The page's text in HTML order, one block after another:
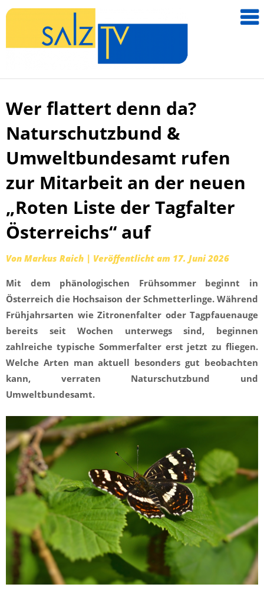
salzTV –
Zum
springen
Wer flattert denn da?
Naturschutzbund &
Umweltbundesamt rufen
zur Mitarbeit an der neuen
„Roten Liste der Tagfalter
Österreichs“ auf
Von Markus Raich | Veröffentlicht am 17. Juni 2026
Mit dem phänologischen Frühsommer beginnt in
Österreich die Hochsaison der Schmetterlinge. Während
Frühjahrsarten wie Zitronenfalter oder Tagpfauenauge
bereits seit Wochen unterwegs sind, beginnen
zahlreiche typische Sommerfalter erst jetzt zu fliegen.
Welche Arten man aktuell besonders gut beobachten
kann, verraten Naturschutzbund und
Umweltbundesamt.